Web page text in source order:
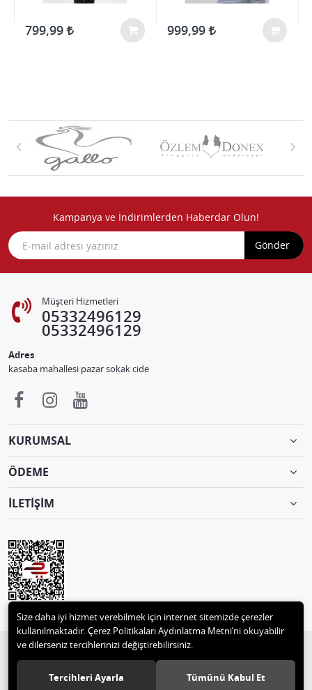
799,99 999,99
Kampanya ve İndirimlerden Haberdar Olun!
Gönder
Müşteri Hizmetleri
05332496129
05332496129
Adres
kasaba mahallesi pazar sokak cide
KURUMSAL
ÖDEME
İLETİŞİM
© 2018 2 M MUTLULAR TEKSTİL ve MOTORSİKLET PAZ.TİC. 05332496129
Tüm hakları saklıdır.
Size daha iyi hizmet verebilmek için internet sitemizde çerezler
kullanılmaktadır. Çerez Politikaları Aydınlatma Metni’ni okuyabilir
ve dilerseniz tercihlerinizi değiştirebilirsiniz.
Tercihleri Ayarla Tümünü Kabul Et